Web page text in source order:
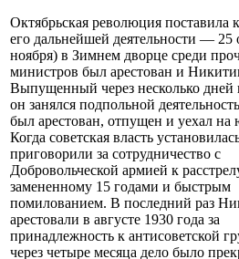
Октябрьская революция поставила
его дальнейшей деятельности — 25
ноября) в Зимнем дворце среди
министров был арестован и
Выпущенный через несколько дней
он занялся подпольной
был арестован, отпущен и уехал на
Когда советская власть
приговорили за сотрудничество с
Добровольческой армией к
замененному 15 годами и быстрым
помилованием. В последний раз
арестовали в августе 1930 года за
принадлежность к антисоветской
через четыре месяца дело было